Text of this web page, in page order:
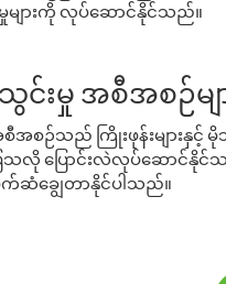
များကို လုပ်ဆောင်နိုင်သည်။
င်းမှု အစီအစဉ်မျ
အစဉ်သည် ကြိုးဖုန်းများနှင့်
လို ပြောင်းလဲလုပ်ဆောင်နိုင်
က်ဆံချွေတာနိုင်ပါသည်။